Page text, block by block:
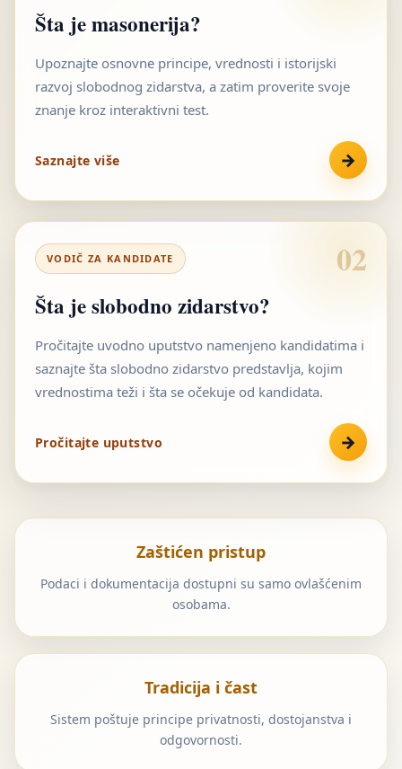
Šta je masonerija?
Upoznajte osnovne principe, vrednosti i istorijski
razvoj slobodnog zidarstva, a zatim proverite svoje
znanje kroz interaktivni test.
Saznajte više →
VODIČ ZA KANDIDATE 02
Šta je slobodno zidarstvo?
Pročitajte uvodno uputstvo namenjeno kandidatima i
saznajte šta slobodno zidarstvo predstavlja, kojim
vrednostima teži i šta se očekuje od kandidata.
Pročitajte uputstvo →
Zaštićen pristup
Podaci i dokumentacija dostupni su samo ovlašćenim
osobama.
Tradicija i čast
Sistem poštuje principe privatnosti, dostojanstva i
odgovornosti.